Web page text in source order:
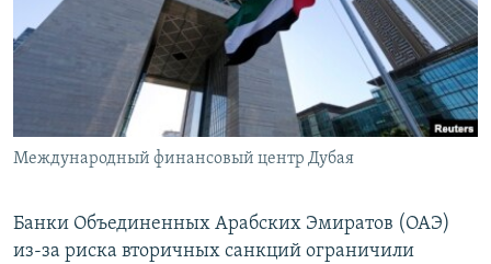
ПОДПИШИТЕСЬ НА РАССЫЛКУ
СОЦИАЛЬНЫЕ СЕТИ
Все сайты РСЕ/РС
Международный финансовый центр Дубая
Банки Объединенных Арабских Эмиратов (ОАЭ)
из-за риска вторичных санкций ограничили